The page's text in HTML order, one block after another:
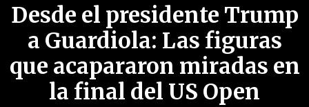
Desde el presidente Trump
a Guardiola: Las figuras
que acapararon miradas en
la final del US Open